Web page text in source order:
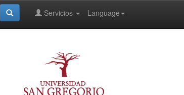
Language
Servicios